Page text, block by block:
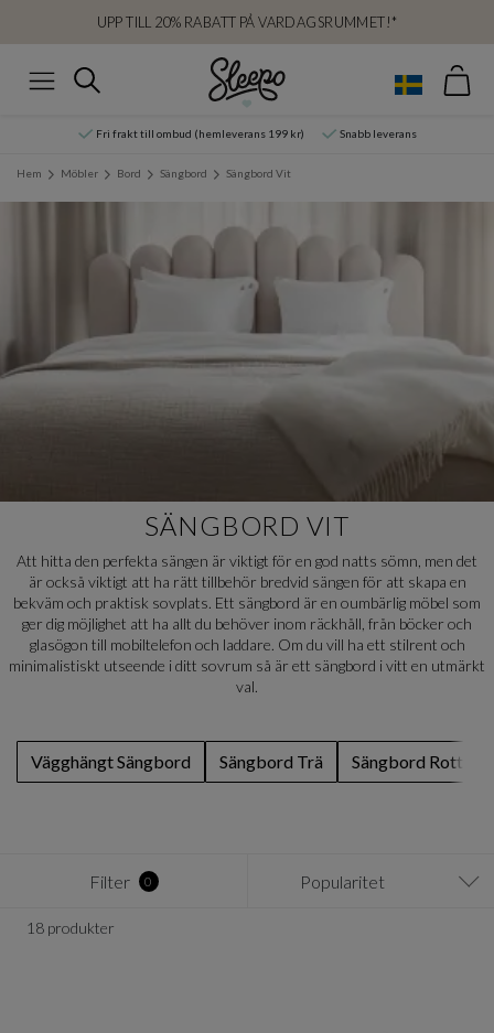
UPP TILL 20% RABATT PÅ VARDAGSRUMMET!*
Sök
Fri frakt till ombud (hemleverans 199 kr) Snabb leverans
Hem Möbler Bord Sängbord Sängbord Vit
SÄNGBORD VIT
Att hitta den perfekta sängen är viktigt för en god natts sömn, men det
är också viktigt att ha rätt tillbehör bredvid sängen för att skapa en
bekväm och praktisk sovplats. Ett sängbord är en oumbärlig möbel som
ger dig möjlighet att ha allt du behöver inom räckhåll, från böcker och
glasögon till mobiltelefon och laddare. Om du vill ha ett stilrent och
minimalistiskt utseende i ditt sovrum så är ett sängbord i vitt en utmärkt
val.
Vägghängt Sängbord Sängbord Trä Sängbord Rotting
Filter 0 Popularitet
18 produkter